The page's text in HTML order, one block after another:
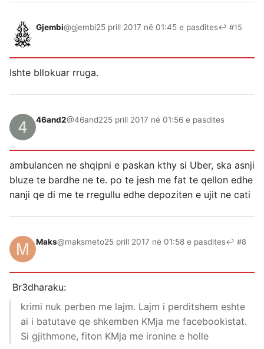
Gjembi@gjembi25 prill 2017 në 01:45 e pasdites↩ #15
Ishte bllokuar rruga.
46and2@46and225 prill 2017 në 01:56 e pasdites
ambulancen ne shqipni e paskan kthy si Uber, ska asnji
bluze te bardhe ne te. po te jesh me fat te qellon edhe
nanji qe di me te rregullu edhe depoziten e ujit ne cati
Maks@maksmeto25 prill 2017 në 01:58 e pasdites↩ #8
Br3dharaku:
krimi nuk perben me lajm. Lajm i perditshem eshte
ai i batutave qe shkemben KMja me facebookistat.
Si gjithmone, fiton KMja me ironine e holle